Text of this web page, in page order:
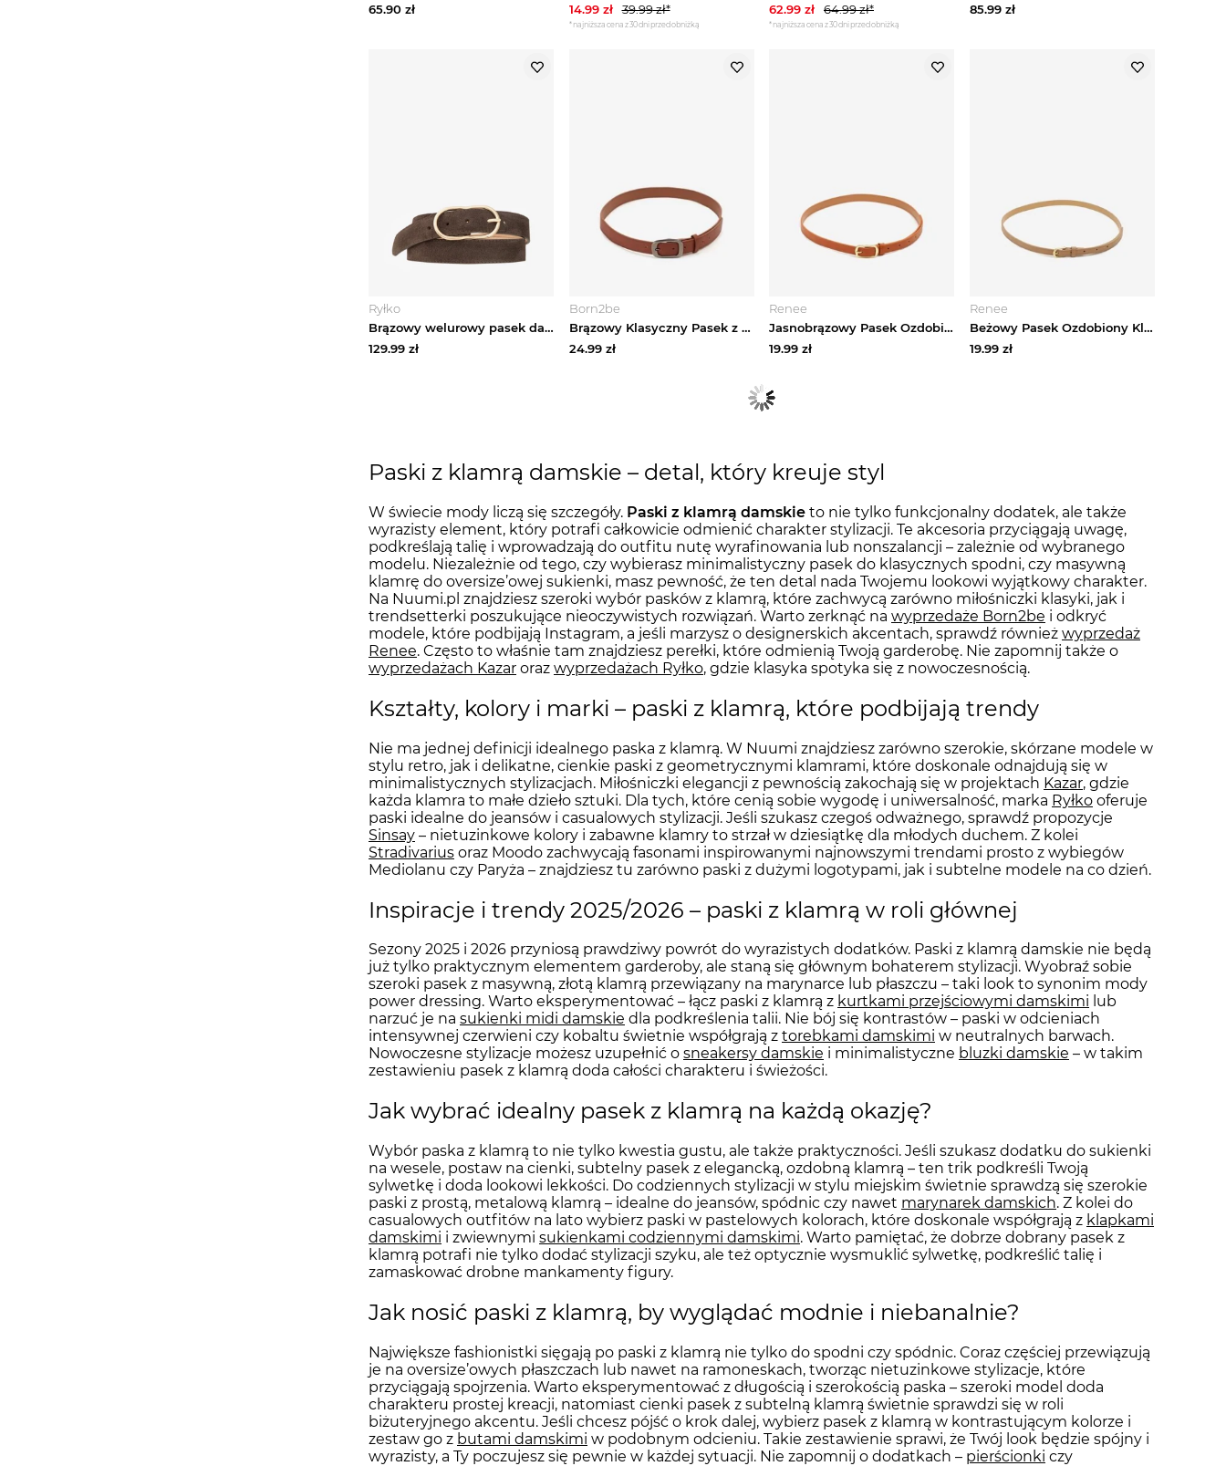
65.90 zł
14.99zł 39.99zł*
*najniższa cena z 30 dni przed obniżką
62.99 zł 64.99zł*
*najniższa cena z 30 dni przed obniżką
85.99zł
Ryłko
Brązowy welurowy pasek damski ze złotą klamrą Ryłko
129.99 zł
Born2be
Brązowy Klasyczny Pasek z Prostokątną Klamrą Revemea Jordan
24.99zł
Renee
Jasnobrązowy Pasek Ozdobiony Klamrą Mevenia Jordan
19.99 zł
Renee
Beżowy Pasek Ozdobiony Klamrą Reveanna Jordan
19.99zł
Paski z klamrą damskie – detal, który kreuje styl
W świecie mody liczą się szczegóły. Paski z klamrą damskie to nie tylko funkcjonalny dodatek, ale także
wyrazisty element, który potrafi całkowicie odmienić charakter stylizacji. Te akcesoria przyciągają uwagę,
podkreślają talię i wprowadzają do outfitu nutę wyrafinowania lub nonszalancji – zależnie od wybranego
modelu. Niezależnie od tego, czy wybierasz minimalistyczny pasek do klasycznych spodni, czy masywną
klamrę do oversize’owej sukienki, masz pewność, że ten detal nada Twojemu lookowi wyjątkowy charakter.
Na Nuumi.pl znajdziesz szeroki wybór pasków z klamrą, które zachwycą zarówno miłośniczki klasyki, jak i
trendsetterki poszukujące nieoczywistych rozwiązań. Warto zerknąć na wyprzedaże Born2be i odkryć
modele, które podbijają Instagram, a jeśli marzysz o designerskich akcentach, sprawdź również wyprzedaż
Renee. Często to właśnie tam znajdziesz perełki, które odmienią Twoją garderobę. Nie zapomnij także o
wyprzedażach Kazar oraz wyprzedażach Ryłko, gdzie klasyka spotyka się z nowoczesnością.
Kształty, kolory i marki – paski z klamrą, które podbijają trendy
Nie ma jednej definicji idealnego paska z klamrą. W Nuumi znajdziesz zarówno szerokie, skórzane modele w
stylu retro, jak i delikatne, cienkie paski z geometrycznymi klamrami, które doskonale odnajdują się w
minimalistycznych stylizacjach. Miłośniczki elegancji z pewnością zakochają się w projektach Kazar, gdzie
każda klamra to małe dzieło sztuki. Dla tych, które cenią sobie wygodę i uniwersalność, marka Ryłko oferuje
paski idealne do jeansów i casualowych stylizacji. Jeśli szukasz czegoś odważnego, sprawdź propozycje
Sinsay – nietuzinkowe kolory i zabawne klamry to strzał w dziesiątkę dla młodych duchem. Z kolei
Stradivarius oraz Moodo zachwycają fasonami inspirowanymi najnowszymi trendami prosto z wybiegów
Mediolanu czy Paryża – znajdziesz tu zarówno paski z dużymi logotypami, jak i subtelne modele na co dzień.
Inspiracje i trendy 2025/2026 – paski z klamrą w roli głównej
Sezony 2025 i 2026 przyniosą prawdziwy powrót do wyrazistych dodatków. Paski z klamrą damskie nie będą
już tylko praktycznym elementem garderoby, ale staną się głównym bohaterem stylizacji. Wyobraź sobie
szeroki pasek z masywną, złotą klamrą przewiązany na marynarce lub płaszczu – taki look to synonim mody
power dressing. Warto eksperymentować – łącz paski z klamrą z kurtkami przejściowymi damskimi lub
narzuć je na sukienki midi damskie dla podkreślenia talii. Nie bój się kontrastów – paski w odcieniach
intensywnej czerwieni czy kobaltu świetnie współgrają z torebkami damskimi w neutralnych barwach.
Nowoczesne stylizacje możesz uzupełnić o sneakersy damskie i minimalistyczne bluzki damskie – w takim
zestawieniu pasek z klamrą doda całości charakteru i świeżości.
Jak wybrać idealny pasek z klamrą na każdą okazję?
Wybór paska z klamrą to nie tylko kwestia gustu, ale także praktyczności. Jeśli szukasz dodatku do sukienki
na wesele, postaw na cienki, subtelny pasek z elegancką, ozdobną klamrą – ten trik podkreśli Twoją
sylwetkę i doda lookowi lekkości. Do codziennych stylizacji w stylu miejskim świetnie sprawdzą się szerokie
paski z prostą, metalową klamrą – idealne do jeansów, spódnic czy nawet marynarek damskich. Z kolei do
casualowych outfitów na lato wybierz paski w pastelowych kolorach, które doskonale współgrają z klapkami
damskimi i zwiewnymi sukienkami codziennymi damskimi. Warto pamiętać, że dobrze dobrany pasek z
klamrą potrafi nie tylko dodać stylizacji szyku, ale też optycznie wysmuklić sylwetkę, podkreślić talię i
zamaskować drobne mankamenty figury.
Jak nosić paski z klamrą, by wyglądać modnie i niebanalnie?
Największe fashionistki sięgają po paski z klamrą nie tylko do spodni czy spódnic. Coraz częściej przewiązują
je na oversize’owych płaszczach lub nawet na ramoneskach, tworząc nietuzinkowe stylizacje, które
przyciągają spojrzenia. Warto eksperymentować z długością i szerokością paska – szeroki model doda
charakteru prostej kreacji, natomiast cienki pasek z subtelną klamrą świetnie sprawdzi się w roli
biżuteryjnego akcentu. Jeśli chcesz pójść o krok dalej, wybierz pasek z klamrą w kontrastującym kolorze i
zestaw go z butami damskimi w podobnym odcieniu. Takie zestawienie sprawi, że Twój look będzie spójny i
wyrazisty, a Ty poczujesz się pewnie w każdej sytuacji. Nie zapomnij o dodatkach – pierścionki czy